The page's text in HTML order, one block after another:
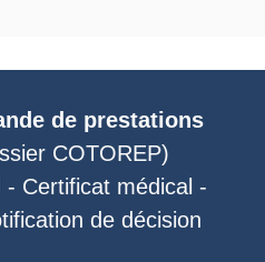
de prestations
COTOREP)
- Certificat médical -
de décision